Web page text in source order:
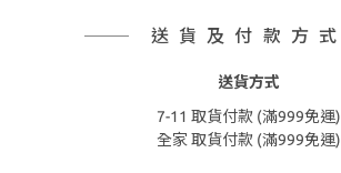
送貨及付款方式
送貨方式
7-11 取貨付款 (滿999免運)
全家 取貨付款 (滿999免運)